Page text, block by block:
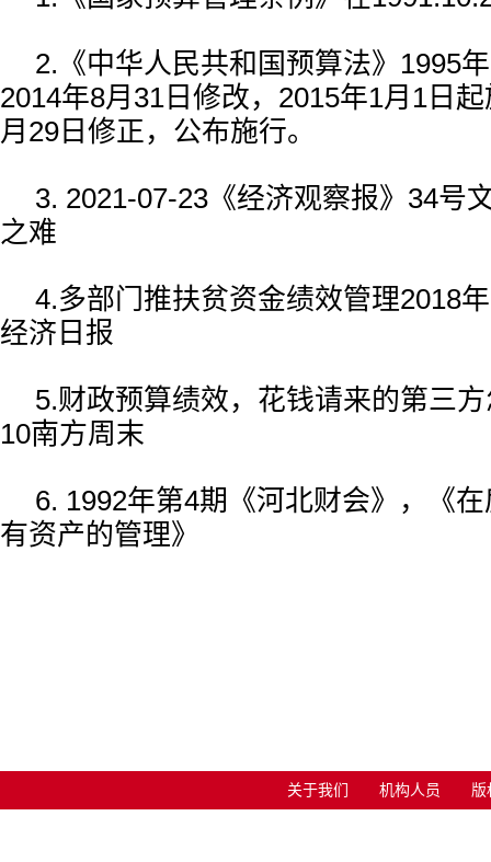
2.《中华人民共和国预算法》1995
2014年8月31日修改，2015年1月1日
月29日修正，公布施行。
3. 2021-07-23《经济观察报》34号
之难
4.多部门推扶贫资金绩效管理2018
经济日报
5.财政预算绩效，花钱请来的第三
10南方周末
6. 1992年第4期《河北财会》，《
有资产的管理》
关于我们 机构人员 版